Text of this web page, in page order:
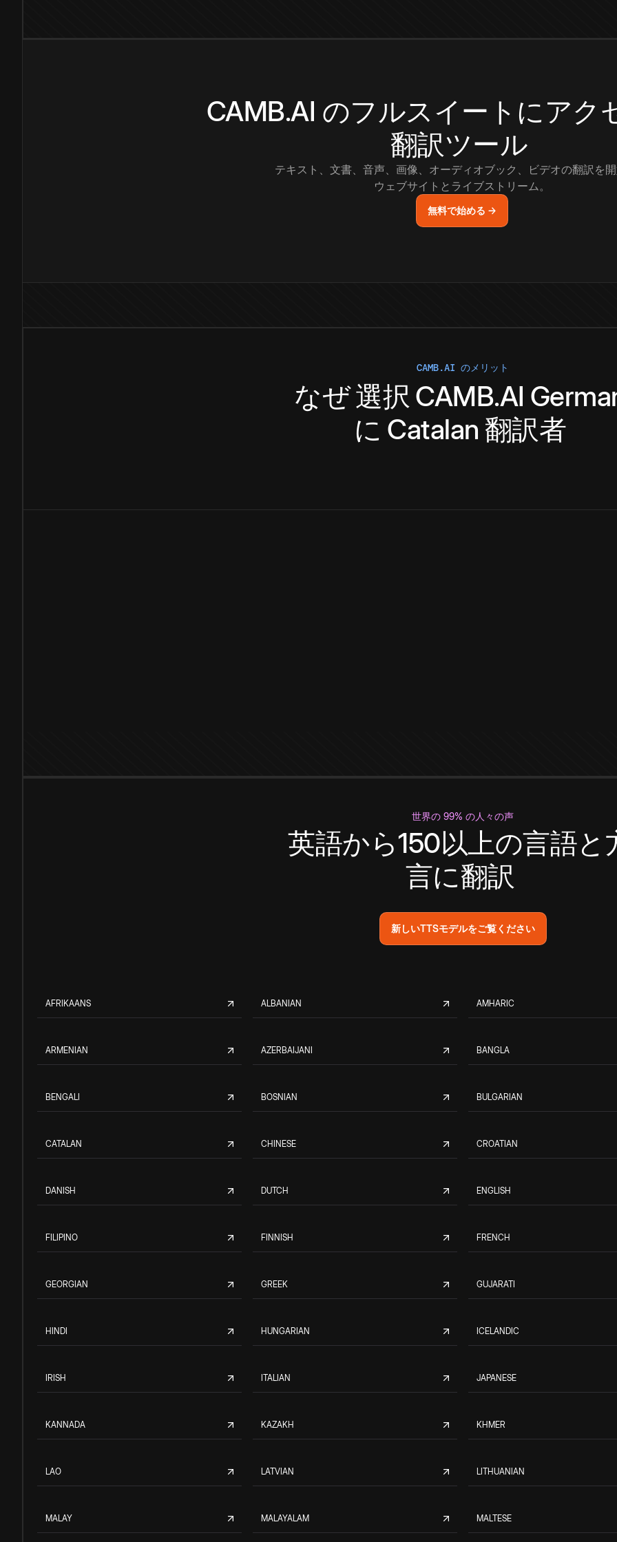
CAMB.AI のフルスイートにアク
翻訳ツール
テキスト、文書、音声、画像、オーディオブック、ビデオの翻訳を
ウェブサイトとライブストリーム。
無料で始める →
CAMB.AI のメリット
なぜ選択 CAMB.AI
に Catalan 翻訳者
世界の 99% の人々の声
英語から150以上の言語と
言に翻訳
新しいTTSモデルをご覧ください
AFRIKAANS ALBANIAN AMHARIC
ARMENIAN AZERBAIJANI BANGLA
BENGALI BOSNIAN BULGARIAN
CATALAN CHINESE CROATIAN
DANISH DUTCH ENGLISH
FILIPINO FINNISH FRENCH
GEORGIAN GREEK GUJARATI
HINDI HUNGARIAN ICELANDIC
IRISH ITALIAN JAPANESE
KANNADA KAZAKH KHMER
LAO LATVIAN LITHUANIAN
MALAY MALAYALAM MALTESE